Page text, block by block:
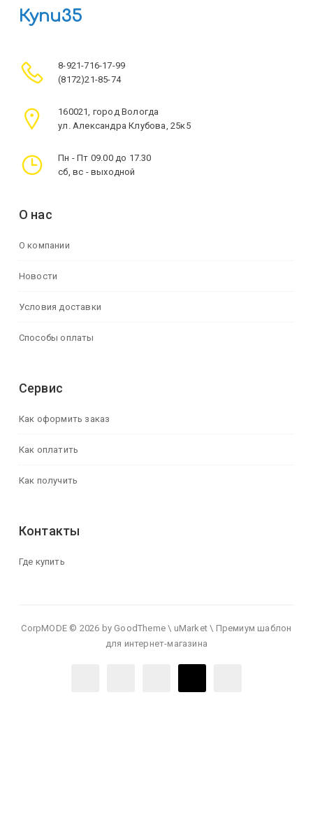
Купи35
8-921-716-17-99
(8172)21-85-74
160021, город Вологда
ул. Александра Клубова, 25к5
Пн - Пт 09.00 до 17.30
сб, вс - выходной
О нас
О компании
Новости
Условия доставки
Способы оплаты
Сервис
Как оформить заказ
Как оплатить
Как получить
Контакты
Где купить
CorpMODE © 2026 by GoodTheme \ uMarket \ Премиум шаблон
для интернет-магазина